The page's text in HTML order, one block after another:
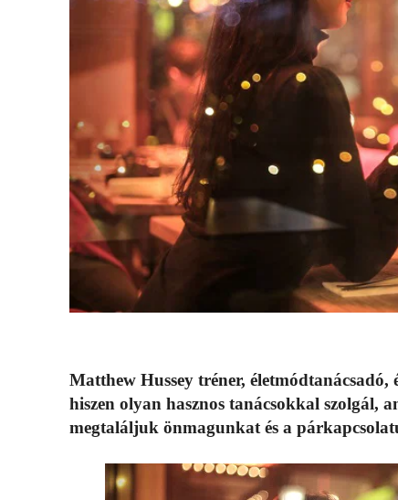
Matthew Hussey tréner,
hiszen olyan hasznos tanácsokkal szolgál,
megtaláljuk önmagunkat és a